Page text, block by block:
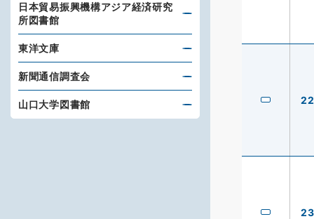
22
23
日本貿易振興機構アジア経済研究
所図書館
東洋文庫
新聞通信調査会
山口大学図書館